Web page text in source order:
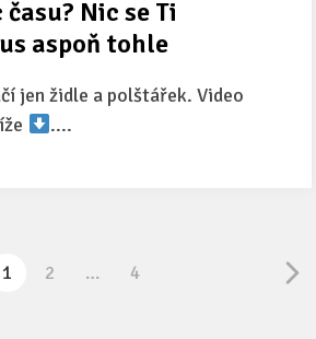
Nic se Ti
aspoň tohle
jen židle a polštářek. Video
....
1 2 … 4